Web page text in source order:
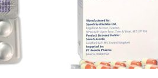
Salazopyrin
KAUFEN